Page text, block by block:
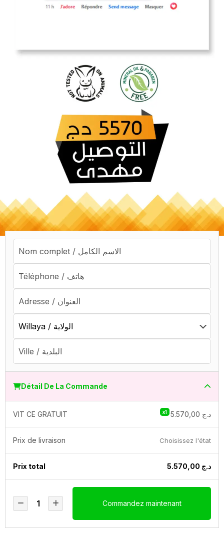
Détail De La Commande
VIT CE GRATUIT x1 د.ج
Prix ​​de livraison Choisissez l'état
Prix ​​total د.ج
Commandez maintenant